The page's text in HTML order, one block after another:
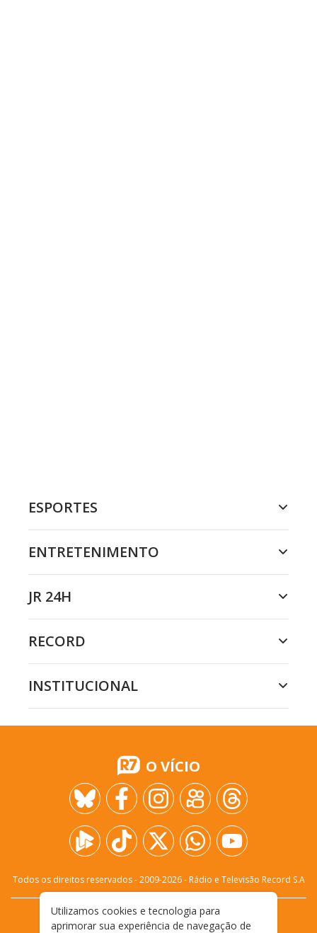
ESPORTES
ENTRETENIMENTO
JR 24H
RECORD
INSTITUCIONAL
O VÍCIO
Todos os direitos reservados - 2009-2026- Rádio e Televisão Record S.A
FALE CONOSCO
PRIVACIDADE
Utilizamos cookies e tecnologia para
aprimorar sua experiência de navegação de